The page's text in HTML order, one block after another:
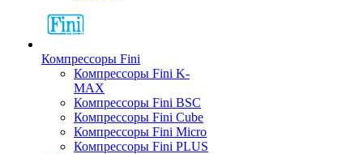
Компрессоры Fini
Компрессоры Fini K-
MAX
Компрессоры Fini BSC
Компрессоры Fini Cube
Компрессоры Fini Micro
Компрессоры Fini PLUS